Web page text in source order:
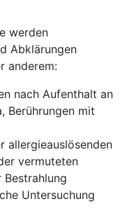
werden
Abklärungen
anderem:
nach Aufenthalt an
Berührungen mit
allergieauslösenden
vermuteten
Untersuchung